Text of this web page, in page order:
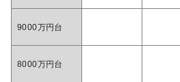
9000万円台
8000万円台